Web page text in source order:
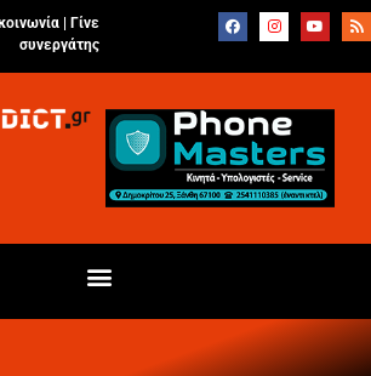
Γίνε
συνεργάτης